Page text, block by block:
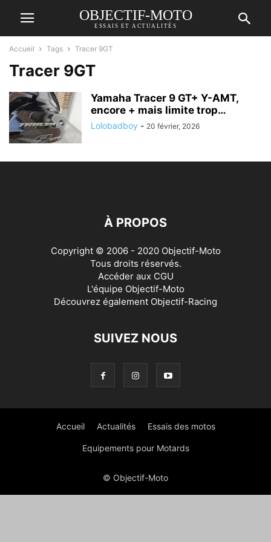
OBJECTIF-MOTO
ESSAIS ET ACTUALITÉS
Accueil Tags Tracer 9GT
Tracer 9GT
Yamaha Tracer 9 GT+ Y-AMT,
encore + mais limite trop…
Lolobadboy - 20 février, 2026
À PROPOS
Copyright © 2006 - 2020 Objectif-Moto
Tous droits réservés.
Accéder aux CGU
L'équipe Objectif-Moto
Découvrez également Objectif-Racing
SUIVEZ NOUS
Accueil Actualités Essais des motos
Equipements pour Motards
© Objectif-Moto